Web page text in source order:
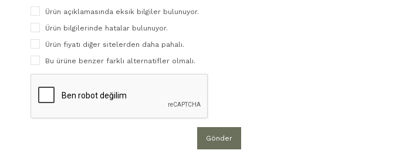
Ürün açıklamasında eksik bilgiler bulunuyor.
Ürün bilgilerinde hatalar bulunuyor.
Ürün fiyatı diğer sitelerden daha pahalı.
Bu ürüne benzer farklı alternatifler olmalı.
Gönder